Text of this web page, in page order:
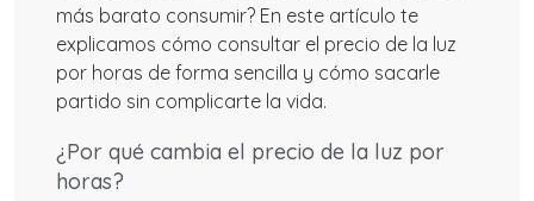
más barato consumir? En este artículo te
explicamos cómo consultar el precio de la luz
por horas de forma sencilla y cómo sacarle
partido sin complicarte la vida.
¿Por qué cambia el precio de la luz por
horas?